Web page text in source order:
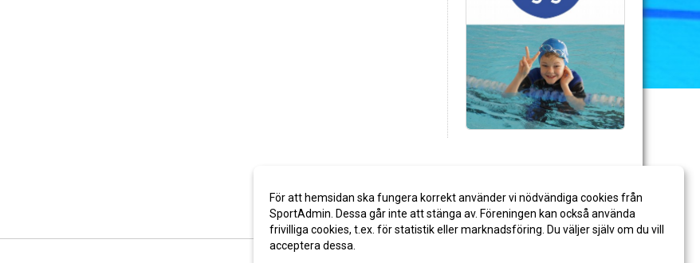
För att hemsidan ska fungera korrekt använder vi nödvändiga cookies från
SportAdmin. Dessa går inte att stänga av. Föreningen kan också använda
frivilliga cookies, t.ex. för statistik eller marknadsföring. Du väljer själv om du vill
acceptera dessa.